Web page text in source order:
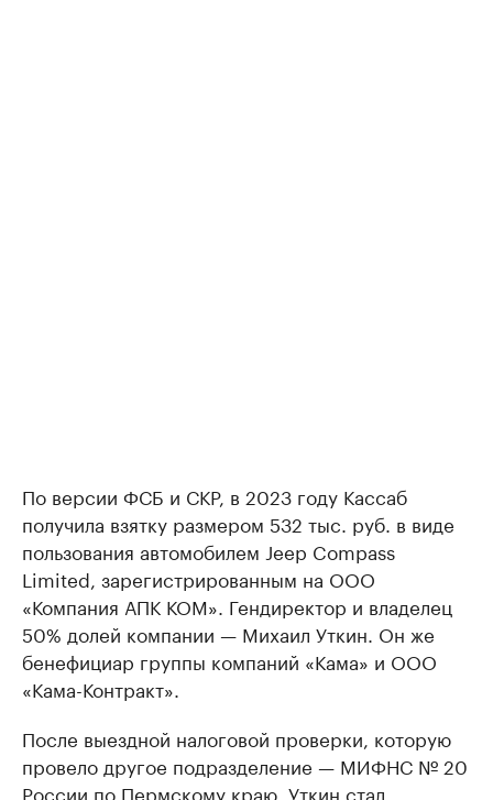
По версии ФСБ и СКР, в 2023 году Кассаб
получила взятку размером 532 тыс. руб. в виде
пользования автомобилем Jeep Compass
Limited, зарегистрированным на ООО
«Компания АПК КОМ». Гендиректор и владелец
50% долей компании — Михаил Уткин. Он же
бенефициар группы компаний «Кама» и ООО
«Кама-Контракт».
После выездной налоговой проверки, которую
провело другое подразделение — МИФНС № 20
России по Пермскому краю, Уткин стал